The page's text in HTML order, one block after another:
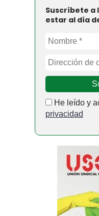
Suscríbete a
estar al día
He leído y
privacidad